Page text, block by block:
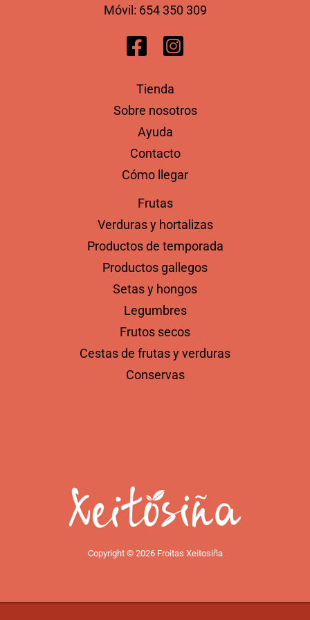
Móvil: 654 350 309
Tienda
Sobre nosotros
Ayuda
Contacto
Cómo llegar
Frutas
Verduras y hortalizas
Productos de temporada
Productos gallegos
Setas y hongos
Legumbres
Frutos secos
Cestas de frutas y verduras
Conservas
Copyright © 2026 Froitas Xeitosiña